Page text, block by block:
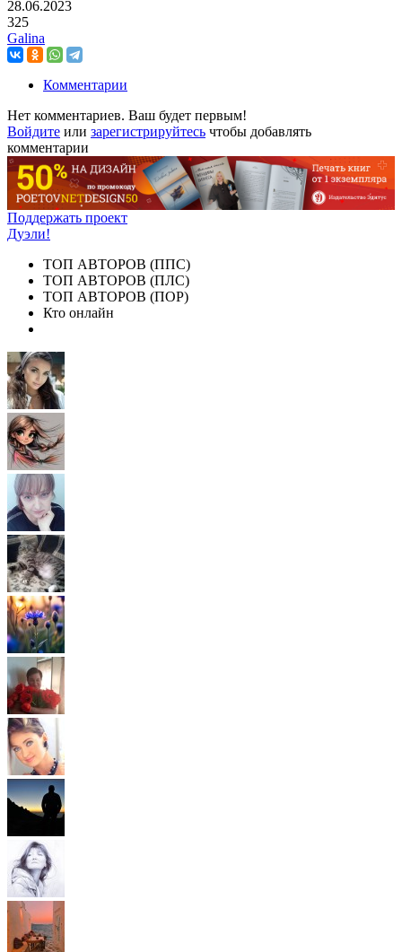
28.06.2023
325
Galina
Комментарии
Нет комментариев. Ваш будет первым!
Войдите или зарегистрируйтесь чтобы добавлять
комментарии
Поддержать проект
Дуэли!
ТОП АВТОРОВ (ППС)
ТОП АВТОРОВ (ПЛС)
ТОП АВТОРОВ (ПОР)
Кто онлайн